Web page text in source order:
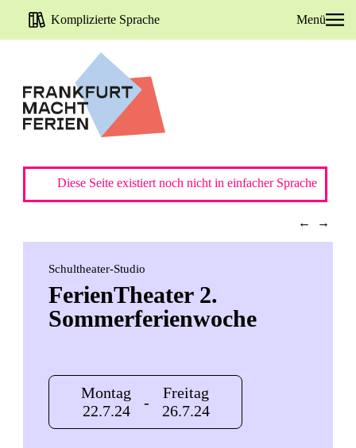
Komplizierte Sprache Menü
Diese Seite existiert noch nicht in einfacher Sprache
← →
Schultheater-Studio
FerienTheater 2.
Sommerferienwoche
Montag
22.7.24
-
Freitag
26.7.24